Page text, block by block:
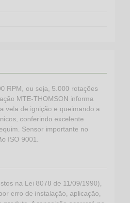
RPM, ou seja, 5.000 rotações
MTE-THOMSON informa
vela de ignição e queimando a
conferindo excelente
Sensor importante no
ISO 9001.
na Lei 8078 de 11/09/1990),
erro de instalação, aplicação,